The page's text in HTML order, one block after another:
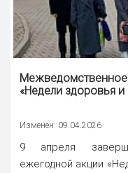
Межведомственное
«Недели здоровья и
Изменен: 09.04.2026
9 апреля
ежегодной акции